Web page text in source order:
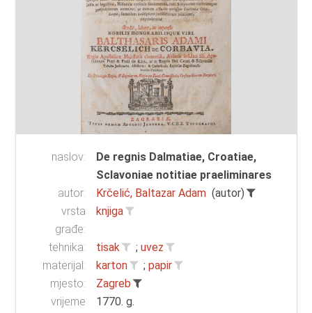
naslov:
De regnis Dalmatiae, Croatiae,
Sclavoniae notitiae praeliminares
autor:
Krčelić, Baltazar Adam (autor)
vrsta
građe:
knjiga
tehnika: tisak ; uvez
materijal:
karton ; papir
mjesto:
Zagreb
vrijeme
1770. g.